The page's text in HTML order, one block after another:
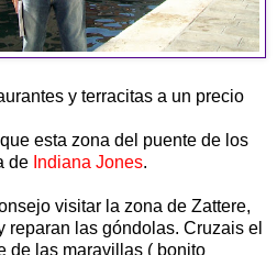
y terracitas a un precio
esta zona del puente de los
de Indiana Jones.
visitar la zona de Zattere,
reparan las góndolas. Cruzais el
de las maravillas ( bonito